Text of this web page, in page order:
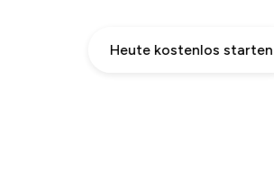
Heute kostenlos starten